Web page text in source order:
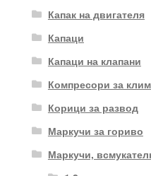
Капак на двигателя
Капаци
Капаци на клапани
Компресори за
Корици за развод
Маркучи за гориво
Маркучи,